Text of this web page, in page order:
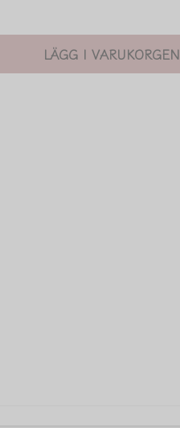
LÄGG I VARUKORGEN